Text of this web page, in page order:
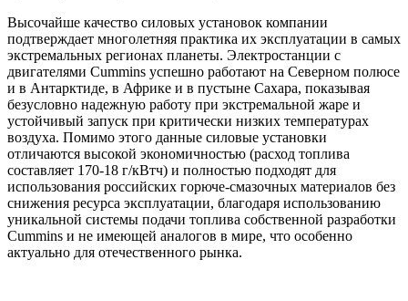
Высочайше качество силовых установок компании
подтверждает многолетняя практика их эксплуатации в самых
экстремальных регионах планеты. Электростанции с
двигателями Cummins успешно работают на Северном полюсе
и в Антарктиде, в Африке и в пустыне Сахара, показывая
безусловно надежную работу при экстремальной жаре и
устойчивый запуск при критически низких температурах
воздуха. Помимо этого данные силовые установки
отличаются высокой экономичностью (расход топлива
составляет 170-18 г/кВтч) и полностью подходят для
использования российских горюче-смазочных материалов без
снижения ресурса эксплуатации, благодаря использованию
уникальной системы подачи топлива собственной разработки
Cummins и не имеющей аналогов в мире, что особенно
актуально для отечественного рынка.